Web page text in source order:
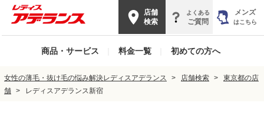
店舗
検索
よくある
ご質問
メンズ
はこちら
商品・サービス 料金一覧 初めての方へ
女性の薄毛・抜け毛の悩み解決レディスアデランス 店舗検索
東京都の店
舗
レディスアデランス新宿